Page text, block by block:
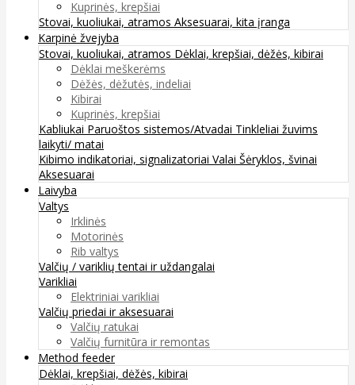
Kuprinės, krepšiai
Stovai, kuoliukai, atramos Aksesuarai, kita įranga
Karpinė žvejyba
Stovai, kuoliukai, atramos Dėklai, krepšiai, dėžės, kibirai
Dėklai meškerėms
Dėžės, dėžutės, indeliai
Kibirai
Kuprinės, krepšiai
Kabliukai Paruoštos sistemos/Atvadai Tinkleliai žuvims
laikyti/ matai
Kibimo indikatoriai, signalizatoriai Valai Šėryklos, švinai
Aksesuarai
Laivyba
Valtys
Irklinės
Motorinės
Rib valtys
Valčių / variklių tentai ir uždangalai
Varikliai
Elektriniai varikliai
Valčių priedai ir aksesuarai
Valčių ratukai
Valčių furnitūra ir remontas
Method feeder
Dėklai, krepšiai, dėžės, kibirai